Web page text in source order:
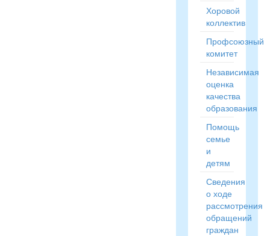
Хоровой
коллектив
Профсоюзный
комитет
Независимая
оценка
качества
образования
Помощь
семье
и
детям
Сведения
о ходе
рассмотрения
обращений
граждан